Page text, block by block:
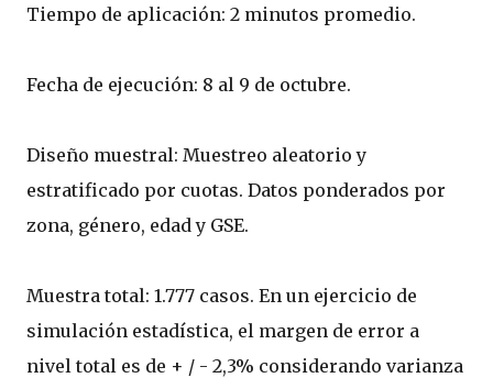
Tiempo de aplicación: 2 minutos promedio.
Fecha de ejecución: 8 al 9 de octubre.
Diseño muestral: Muestreo aleatorio y
estratificado por cuotas. Datos ponderados por
zona, género, edad y GSE.
Muestra total: 1.777 casos. En un ejercicio de
simulación estadística, el margen de error a
nivel total es de + / - 2,3% considerando varianza